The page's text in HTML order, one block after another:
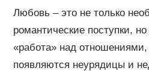
Любовь – это не только
романтические поступки,
«работа» над отношениями,
появляются неурядицы и